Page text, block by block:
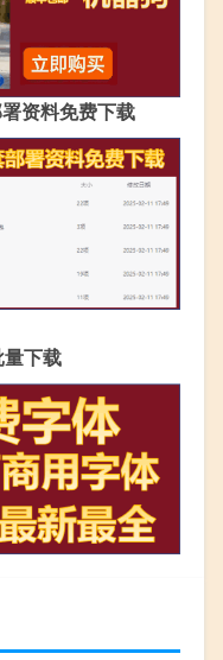
资料免费下载
下载